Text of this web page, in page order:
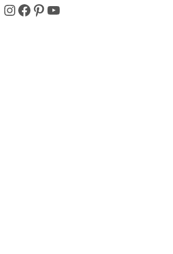
Instagram
Facebook
Pinterest
YouTube